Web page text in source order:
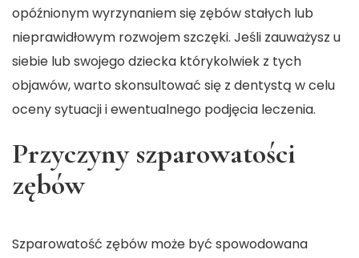
opóźnionym wyrzynaniem się zębów stałych lub
nieprawidłowym rozwojem szczęki. Jeśli zauważysz u
siebie lub swojego dziecka którykolwiek z tych
objawów, warto skonsultować się z dentystą w celu
oceny sytuacji i ewentualnego podjęcia leczenia.
Przyczyny szparowatości
zębów
Szparowatość zębów może być spowodowana